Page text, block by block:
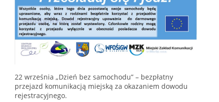
22 września „Dzień bez samochodu” – bezpłatny
przejazd komunikacją miejską za okazaniem dowodu
rejestracyjnego.